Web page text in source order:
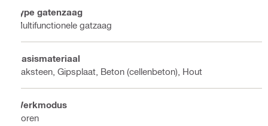
Type gatenzaag
Multifunctionele gatzaag
Basismateriaal
Baksteen, Gipsplaat, Beton (cellenbeton), Hout
Werkmodus
Boren